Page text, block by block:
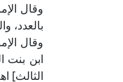
بالعدد،
ابن بنت
الثالث]